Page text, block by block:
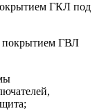
ГКЛ под
покрытием ГВЛ